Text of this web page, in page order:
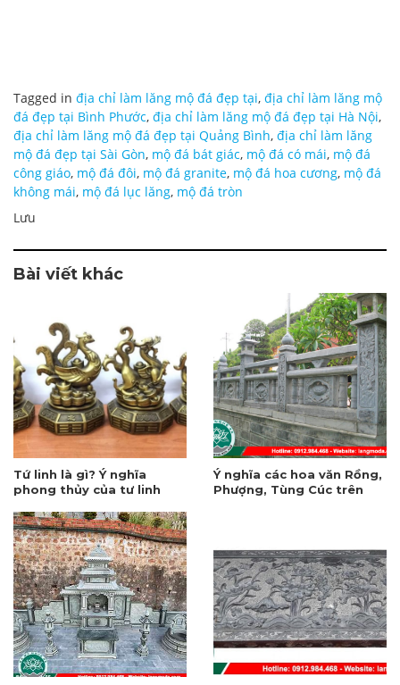
Tagged in địa chỉ làm lăng mộ đá đẹp tại, địa chỉ làm lăng mộ
đá đẹp tại Bình Phước, địa chỉ làm lăng mộ đá đẹp tại Hà Nội,
địa chỉ làm lăng mộ đá đẹp tại Quảng Bình, địa chỉ làm lăng
mộ đá đẹp tại Sài Gòn, mộ đá bát giác, mộ đá có mái, mộ đá
công giáo, mộ đá đôi, mộ đá granite, mộ đá hoa cương, mộ đá
không mái, mộ đá lục lăng, mộ đá tròn
Lưu
Bài viết khác
Tứ linh là gì? Ý nghĩa
phong thủy của tư linh
Ý nghĩa các hoa văn Rồng,
Phượng, Tùng Cúc trên